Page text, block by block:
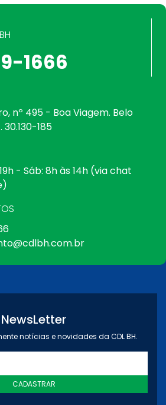
1666
nº 495 - Boa Viagem. Belo
185
- Sáb: 8h às 14h (via chat
NewsLetter
notícias e novidades da CDL BH.
CADASTRAR